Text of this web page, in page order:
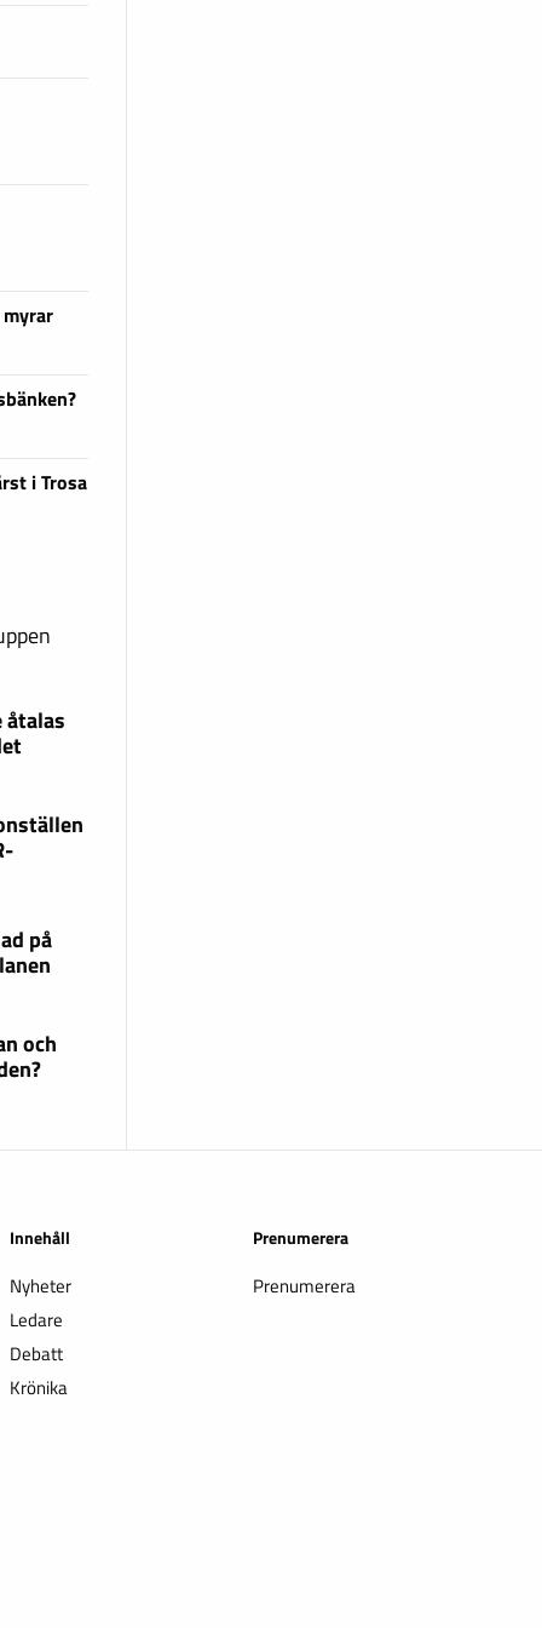
i Trosa
på
och
Innehåll
Nyheter
Ledare
Debatt
Krönika
Prenumerera
Prenumerera